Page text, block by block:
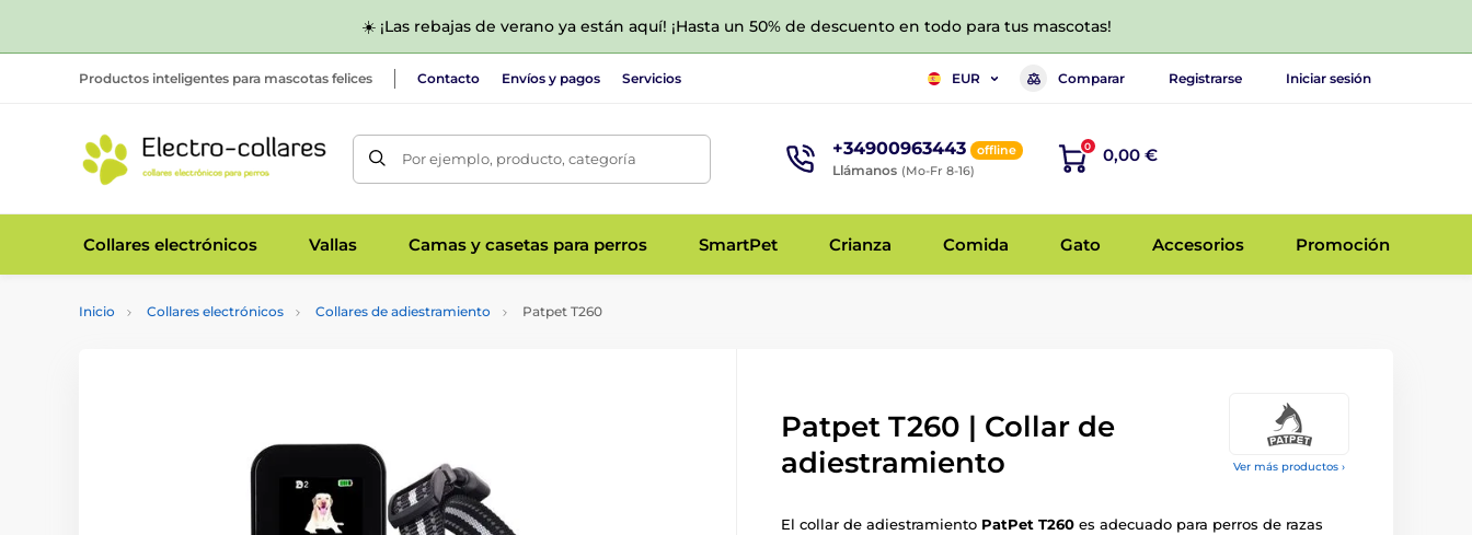
☀️ ¡Las rebajas de verano ya están aquí! ¡Hasta un 50% de descuento en todo para tus mascotas!
Productos inteligentes para mascotas felices Contacto Envíos y pagos Servicios EUR Comparar Registrarse Iniciar sesión
Por ejemplo, producto, categoría +34900963443 offline
Llámanos (Mo-Fr 8-16)
0 0,00 €
Collares electrónicos Vallas Camas y casetas para perros SmartPet Crianza Comida Gato Accesorios Promoción
Inicio Collares electrónicos Collares de adiestramiento Patpet T260
Ver más productos ›
Patpet T260 | Collar de
adiestramiento
El collar de adiestramiento PatPet T260 es adecuado para perros de razas